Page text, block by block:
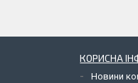
КОРИСНА
Новини